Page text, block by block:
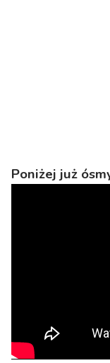
Poniżej już